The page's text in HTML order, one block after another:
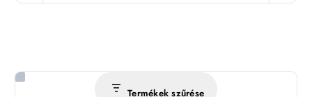
Termékek szűrése